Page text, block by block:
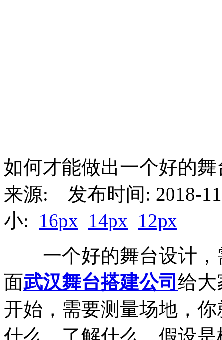
如何才能做出一个好的
来源: 发布时间: 2018-
小: 16px 14px 12px
一个好的舞台设计，
面武汉舞台搭建公司 给大
开始，需要测量场地，